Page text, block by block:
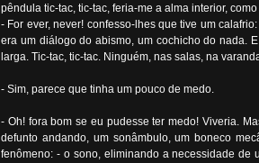
pêndula tic-tac, tic-tac, feria-me a alma interior,
- For ever, never! confesso-lhes que tive um
era um diálogo do abismo, um cochicho do nada.
larga. Tic-tac, tic-tac. Ninguém, nas salas, na
- Sim, parece que tinha um pouco de medo.
- Oh! fora bom se eu pudesse ter medo! Viveria.
defunto andando, um sonâmbulo, um boneco
fenômeno: - o sono, eliminando a necessidade de